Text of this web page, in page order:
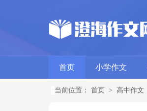
首页 小学作文
当前位置： 首页 > 高中作文